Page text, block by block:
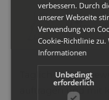
Täglich auf die
auftragen und mit
verbessern. Durch
unserer Webseite
Verwendung von
Cookie-Richtlinie zu.
Informationen
Unbedingt
erforderlich